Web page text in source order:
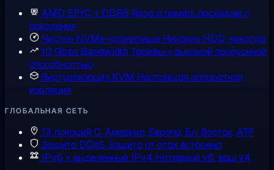
AMD EPYC + DDR5 Ядра и память последнего
поколения
Чистое NVMe-хранилищеНикаких HDD, никогда
10 Gbps Bandwidth Тарифы с высокой пропускной
способностью
Виртуализация KVM Настоящая аппаратная
изоляция
ГЛОБАЛЬНАЯ СЕТЬ
13 локаций С. Америка, Европа, Бл. Восток, АТР
Защита DDoS Защита от атак встроена
IPv6 + выделенный IPv4 Нативный v6, ваш v4